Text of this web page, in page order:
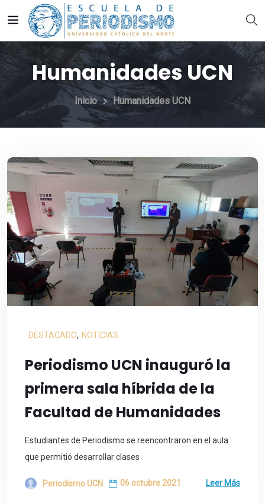
Humanidades UCN
Inicio Humanidades UCN
DESTACADO, NOTICIAS
Periodismo UCN inauguró la
primera sala híbrida de la
Facultad de Humanidades
Estudiantes de Periodismo se reencontraron en el aula
que permitió desarrollar clases
Periodismo UCN 06 octubre 2021 Leer Más